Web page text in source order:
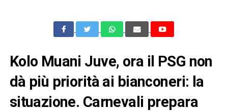
Kolo Muani Juve, ora il PSG non
dà più priorità ai bianconeri: la
situazione. Carnevali prepara